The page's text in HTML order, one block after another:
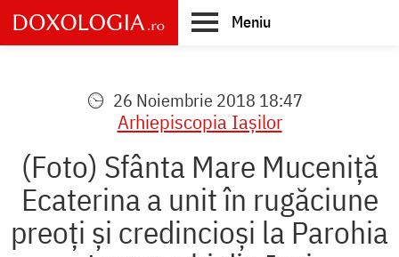
Skip
to
main
Meniu
26 Noiembrie 2018 18:47
Arhiepiscopia Iaşilor
(Foto) Sfânta Mare Muceniță
Ecaterina a unit în rugăciune
preoți și credincioși la Parohia